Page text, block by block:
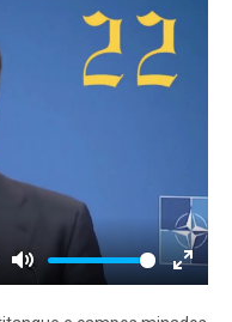
Mute
Enter